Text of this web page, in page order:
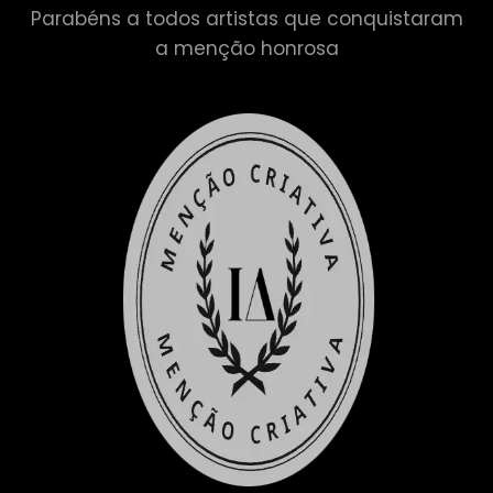
Parabéns a todos artistas que conquistaram
a menção honrosa